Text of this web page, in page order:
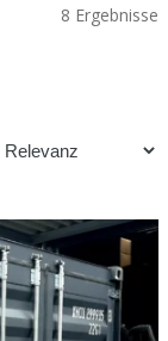
8 Ergebnisse